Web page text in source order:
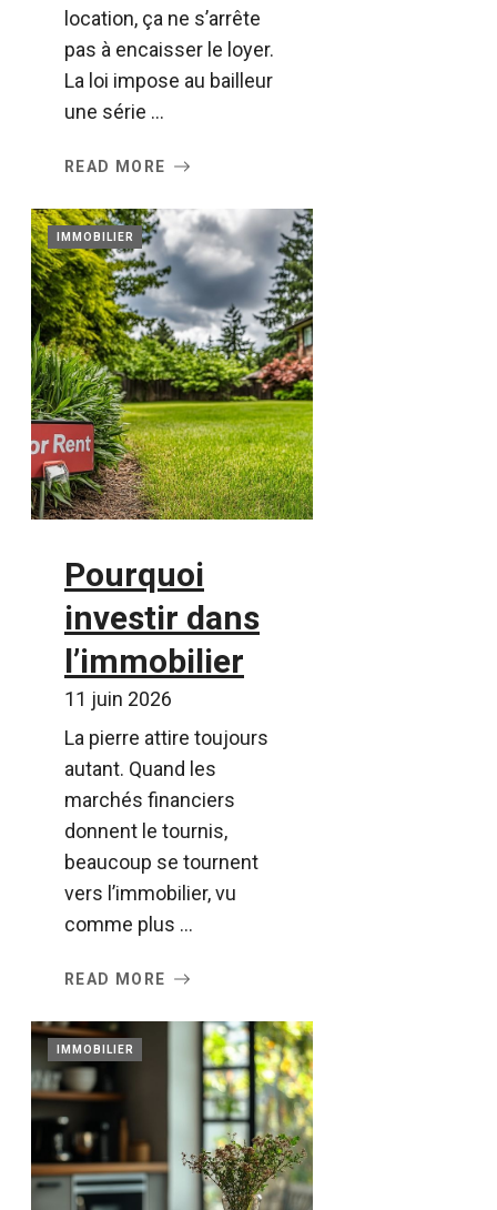
location, ça ne s’arrête
pas à encaisser le loyer.
La loi impose au bailleur
une série ...
READ MORE
IMMOBILIER
Pourquoi
investir dans
l’immobilier
11 juin 2026
La pierre attire toujours
autant. Quand les
marchés financiers
donnent le tournis,
beaucoup se tournent
vers l’immobilier, vu
comme plus ...
READ MORE
IMMOBILIER